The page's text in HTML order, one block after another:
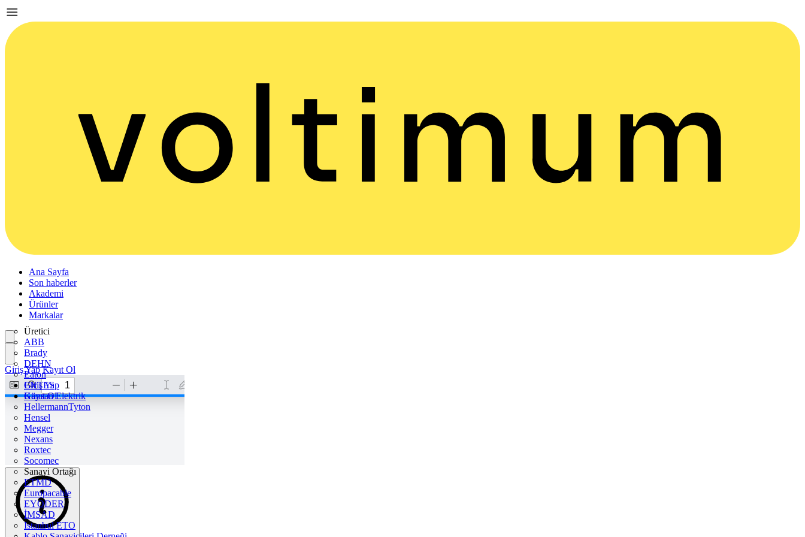
Ana Sayfa
Son haberler
Akademi
Ürünler
Markalar
Üretici
ABB
Brady
DEHN
Eaton
ENTES
Günsan Elektrik
HellermannTyton
Hensel
Megger
Nexans
Roxtec
Socomec
Sanayi Ortağı
ETMD
Europacable
EYODER
İMSAD
Istanbul ETO
Giriş Yap
Kayıt Ol
Giriş Yap Kayıt Ol